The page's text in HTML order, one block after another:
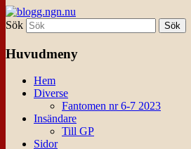
Sök
Huvudmeny
Hem
Diverse
Fantomen nr 6-7 2023
Insändare
Till GP
Sidor